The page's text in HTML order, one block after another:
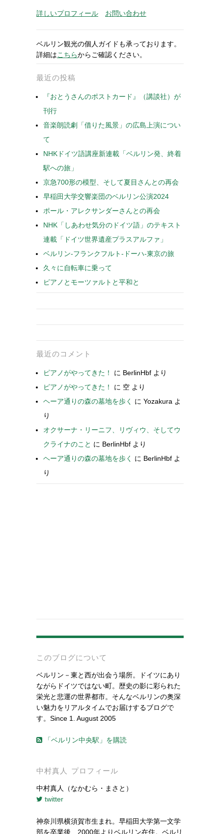
詳しいプロフィール お問い合わせ
ベルリン観光の個人ガイドも承っております。
詳細はこちらからご確認ください。
最近の投稿
『おとうさんのポストカード』（講談社）が
刊行
音楽朗読劇「借りた風景」の広島上演につい
て
NHKドイツ語講座新連載「ベルリン発、終着
駅への旅」
京急700形の模型、そして夏目さんとの再会
早稲田大学交響楽団のベルリン公演2024
ポール・アレクサンダーさんとの再会
NHK「しあわせ気分のドイツ語」のテキスト
連載「ドイツ世界遺産プラスアルファ」
ベルリン-フランクフルト-ドーハ-東京の旅
久々に自転車に乗って
ピアノとモーツァルトと平和と
最近のコメント
ピアノがやってきた！ に BerlinHbf より
ピアノがやってきた！
に 空 より
ヘーア通りの森の墓地を歩く
に Yozakura よ
り
オクサーナ・リーニフ、リヴィウ、そしてウ
クライナのこと に BerlinHbf より
ヘーア通りの森の墓地を歩く
に BerlinHbf よ
り
このブログについて
ベルリン－東と西が出会う場所。ドイツにあり
ながらドイツではない町。歴史の影に彩られた
栄光と悲運の世界都市。そんなベルリンの奥深
い魅力をリアルタイムでお届けするブログで
す。Since 1. August 2005
「ベルリン中央駅」を購読
中村真人 プロフィール
中村真人（なかむら・まさと）
twitter
神奈川県横須賀市生まれ。早稲田大学第一文学
部を卒業後、2000年よりベルリン在住。ベルリ